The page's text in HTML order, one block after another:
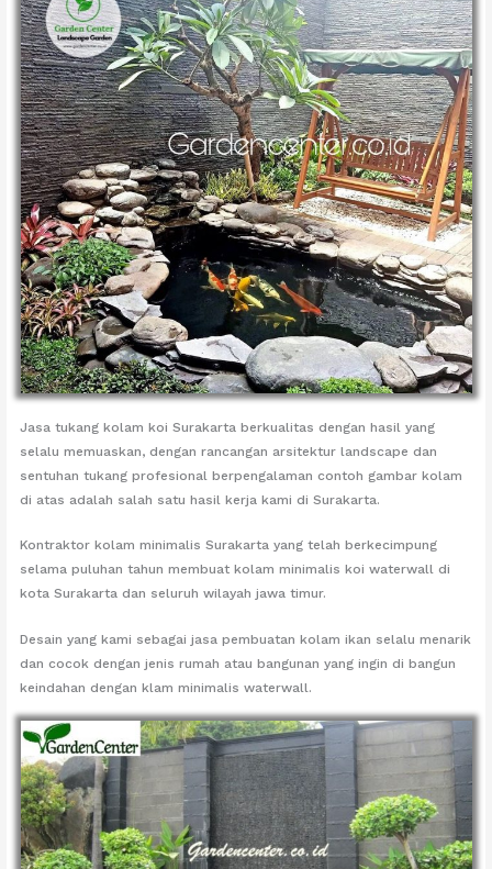
Jasa tukang kolam koi Surakarta berkualitas dengan hasil yang
selalu memuaskan, dengan rancangan arsitektur landscape dan
sentuhan tukang profesional berpengalaman contoh gambar kolam
di atas adalah salah satu hasil kerja kami di Surakarta.
Kontraktor kolam minimalis Surakarta yang telah berkecimpung
selama puluhan tahun membuat kolam minimalis koi waterwall di
kota Surakarta dan seluruh wilayah jawa timur.
Desain yang kami sebagai jasa pembuatan kolam ikan selalu menarik
dan cocok dengan jenis rumah atau bangunan yang ingin di bangun
keindahan dengan klam minimalis waterwall.